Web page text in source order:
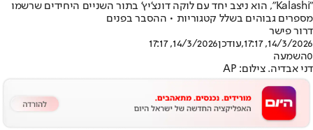
"Kalashi", הוא ניצב יחד עם לוקה דונצ'יץ' בתור השניים היחידים שרשמו
מספרים גבוהים בשלל קטגוריות • ההסבר בפנים
דרור פישר
14/3/2026, 17:17
,עודכן14/3/2026, 17:17
0השמעה
דני אבדיה. צילום: AP